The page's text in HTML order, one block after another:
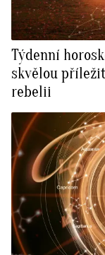
Týdenní
skvělou
rebelii